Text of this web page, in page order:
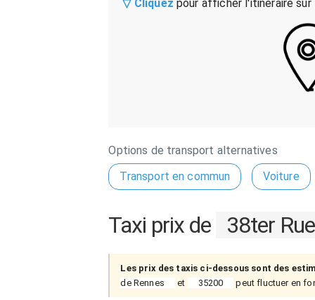
▽ Cliquez pour afficher l'itinéraire
Options de transport alternatives
Transport en commun
Voiture
Taxi prix de 38ter
Les prix des taxis ci-dessous sont des
de Rennes
et 35200 peut fluctuer en